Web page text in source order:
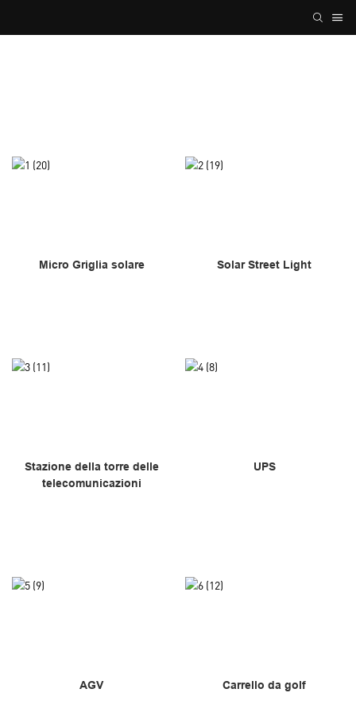
Micro Griglia solare Solar Street Light
Stazione della torre delle
telecomunicazioni
UPS
AGV Carrello da golf